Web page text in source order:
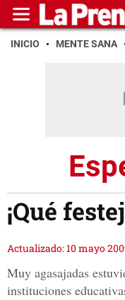
INICIO MENTE SANA
¡Qué
Actualizado: 10 mayo
Muy agasajadas
instituciones